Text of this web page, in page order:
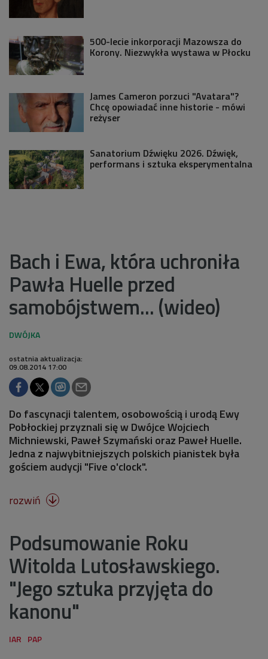
500-lecie inkorporacji Mazowsza do
Korony. Niezwykła wystawa w Płocku
James Cameron porzuci "Avatara"?
Chcę opowiadać inne historie - mówi
reżyser
Sanatorium Dźwięku 2026. Dźwięk,
performans i sztuka eksperymentalna
Bach i Ewa, która uchroniła
Pawła Huelle przed
samobójstwem... (wideo)
ostatnia aktualizacja:
09.08.2014 17:00
Do fascynacji talentem, osobowością i urodą Ewy
Pobłockiej przyznali się w Dwójce Wojciech
Michniewski, Paweł Szymański oraz Paweł Huelle.
Jedna z najwybitniejszych polskich pianistek była
gościem audycji "Five o'clock".
rozwiń 
Podsumowanie Roku
Witolda Lutosławskiego.
"Jego sztuka przyjęta do
kanonu"